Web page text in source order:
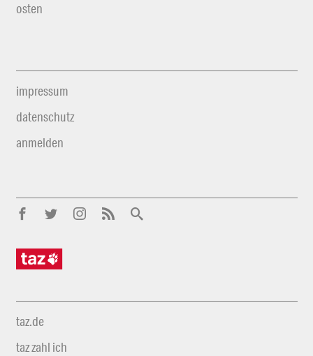
osten
impressum
datenschutz
anmelden
taz.de
taz zahl ich